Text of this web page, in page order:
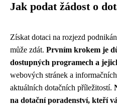
Jak podat žádost o
Získat dotaci na rozjezd
může zdát. Prvním krokem je
dostupných programech a
webových stránek a
aktuálních dotačních příležitostí.
na dotační poradenství, kteří